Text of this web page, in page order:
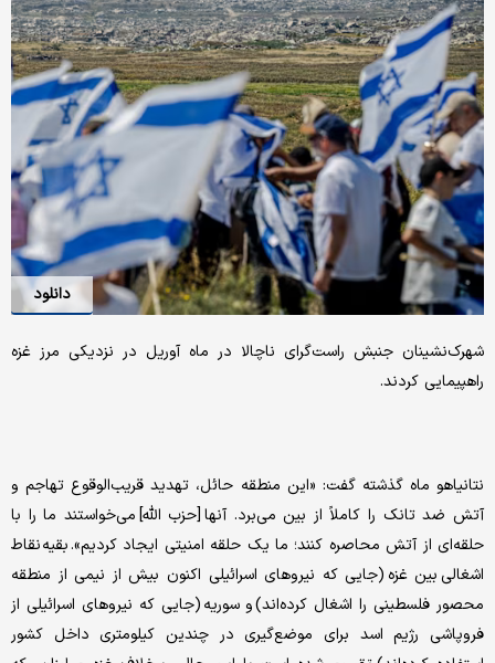
دانلود
شهرک‌نشینان جنبش راست‌گرای ناچالا در ماه آوریل در نزدیکی مرز غزه
راهپیمایی کردند.
نتانیاهو ماه گذشته گفت: «این منطقه حائل، تهدید قریب‌الوقوع تهاجم و
آتش ضد تانک را کاملاً از بین می‌برد. آنها [حزب الله] می‌خواستند ما را با
حلقه‌ای از آتش محاصره کنند؛ ما یک حلقه امنیتی ایجاد کردیم». بقیه نقاط
اشغالی بین غزه (جایی که نیروهای اسرائیلی اکنون بیش از نیمی از منطقه
محصور فلسطینی را اشغال کرده‌اند) و سوریه (جایی که نیروهای اسرائیلی از
فروپاشی رژیم اسد برای موضع‌گیری در چندین کیلومتری داخل کشور